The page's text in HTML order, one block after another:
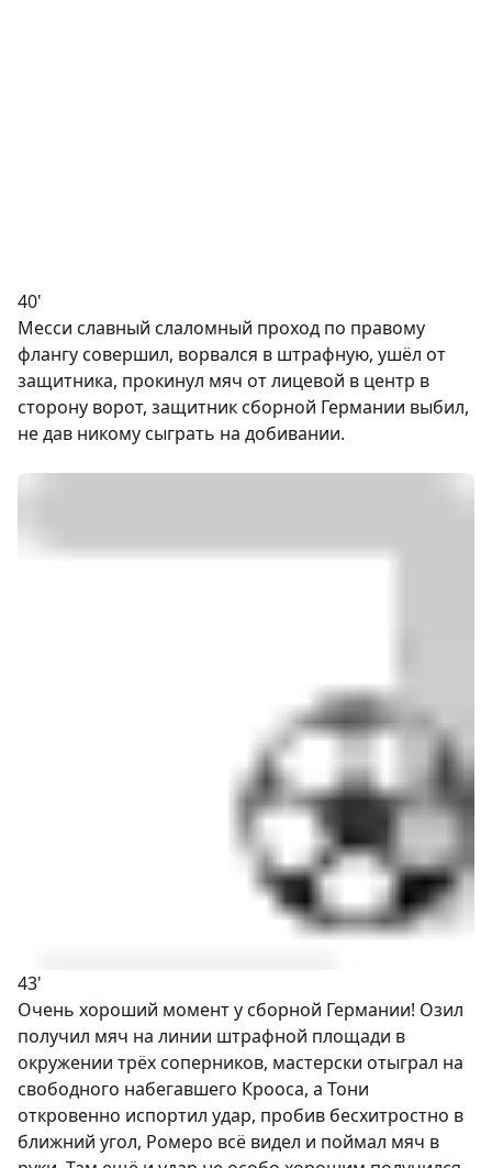
40'
Месси славный слаломный проход по правому
флангу совершил, ворвался в штрафную, ушёл от
защитника, прокинул мяч от лицевой в центр в
сторону ворот, защитник сборной Германии выбил,
не дав никому сыграть на добивании.
43'
Очень хороший момент у сборной Германии! Озил
получил мяч на линии штрафной площади в
окружении трёх соперников, мастерски отыграл на
свободного набегавшего Крооса, а Тони
откровенно испортил удар, пробив бесхитростно в
ближний угол, Ромеро всё видел и поймал мяч в